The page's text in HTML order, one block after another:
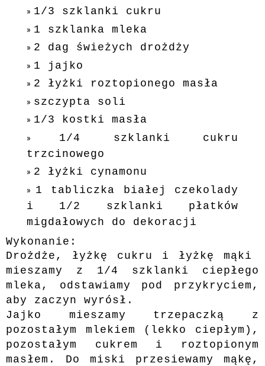
1/3 szklanki cukru
1 szklanka mleka
2 dag świeżych drożdży
1 jajko
2 łyżki roztopionego masła
szczypta soli
1/3 kostki masła
1/4 szklanki cukru
trzcinowego
2 łyżki cynamonu
1 tabliczka białej czekolady
i 1/2 szklanki płatków
migdałowych do dekoracji
Wykonanie:
Drożdże, łyżkę cukru i łyżkę mąki
mieszamy z 1/4 szklanki ciepłego
mleka, odstawiamy pod przykryciem,
aby zaczyn wyrósł.
Jajko mieszamy trzepaczką z
pozostałym mlekiem (lekko ciepłym),
pozostałym cukrem i roztopionym
masłem. Do miski przesiewamy mąkę,